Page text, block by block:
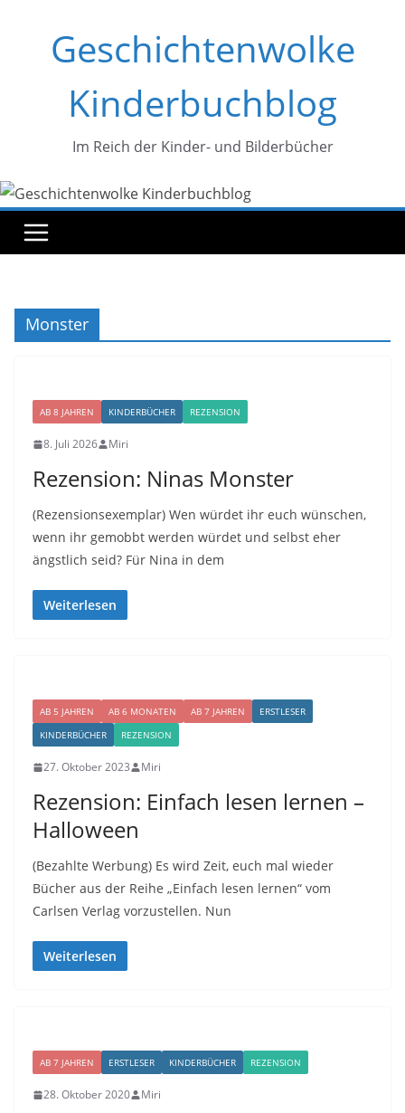
springenGeschichtenwolke
Kinderbuchblog
Im Reich der Kinder- und Bilderbücher
Monster
AB 8 JAHREN KINDERBÜCHER REZENSION
8. Juli 2026 Miri
Rezension: Ninas Monster
(Rezensionsexemplar) Wen würdet ihr euch wünschen,
wenn ihr gemobbt werden würdet und selbst eher
ängstlich seid? Für Nina in dem
Weiterlesen
AB 5 JAHREN AB 6 MONATEN AB 7 JAHREN
ERSTLESER
KINDERBÜCHER
REZENSION
27. Oktober 2023 Miri
Rezension: Einfach lesen lernen –
Halloween
(Bezahlte Werbung) Es wird Zeit, euch mal wieder
Bücher aus der Reihe „Einfach lesen lernen“ vom
Carlsen Verlag vorzustellen. Nun
Weiterlesen
AB 7 JAHREN ERSTLESER KINDERBÜCHER REZENSION
28. Oktober 2020 Miri